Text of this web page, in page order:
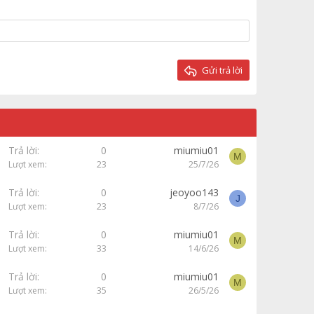
Gửi trả lời
Trả lời 0
Lượt xem 23
miumiu01
25/7/26
M
Trả lời 0
Lượt xem 23
jeoyoo143
8/7/26
J
Trả lời 0
Lượt xem 33
miumiu01
14/6/26
M
Trả lời 0
Lượt xem 35
miumiu01
26/5/26
M